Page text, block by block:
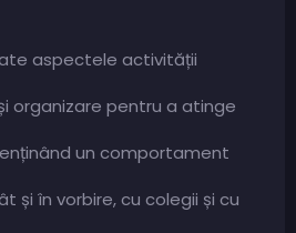
aspectele activității
organizare pentru a atinge
un comportament
și în vorbire, cu colegii și cu